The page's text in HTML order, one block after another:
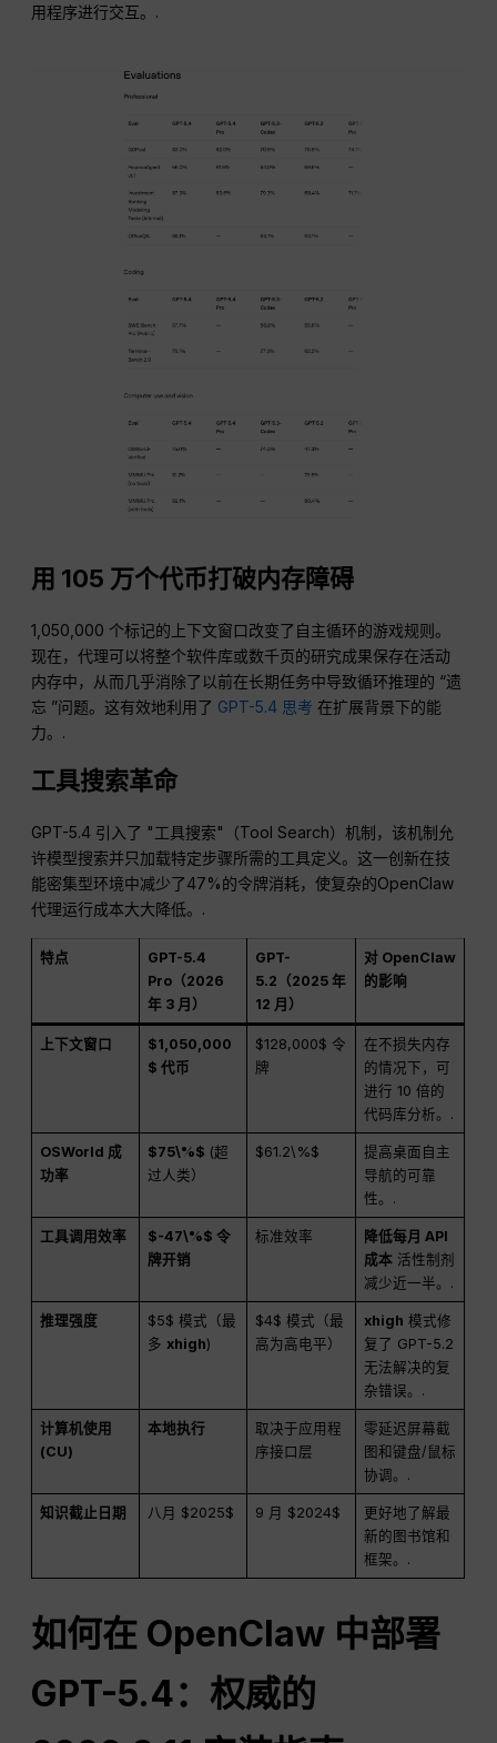
用程序进行交互。.
用 105 万个代币打破内存障碍
1,050,000 个标记的上下文窗口改变了自主循环的游戏规则。
现在，代理可以将整个软件库或数千页的研究成果保存在活动
内存中，从而几乎消除了以前在长期任务中导致循环推理的 “遗
忘 ”问题。这有效地利用了 GPT-5.4 思考 在扩展背景下的能
力。.
工具搜索革命
GPT-5.4 引入了 "工具搜索"（Tool Search）机制，该机制允
许模型搜索并只加载特定步骤所需的工具定义。这一创新在技
能密集型环境中减少了47%的令牌消耗，使复杂的OpenClaw
代理运行成本大大降低。.
特点
GPT-5.4
Pro（2026
年 3 月）
GPT-
5.2（2025 年
12 月）
对 OpenClaw
的影响
上下文窗口
$1,050,000
$ 代币
$128,000$ 令
牌
在不损失内存
的情况下，可
进行 10 倍的
代码库分析。.
OSWorld 成
功率
$75\%$ (超
过人类）
$61.2\%$
提高桌面自主
导航的可靠
性。.
工具调用效率
$-47\%$ 令
牌开销
标准效率
降低每月 API
成本活性制剂
减少近一半。.
推理强度
$5$ 模式（最
多 xhigh)
$4$ 模式（最
高为高电平）
xhigh 模式修
复了 GPT-5.2
无法解决的复
杂错误。.
计算机使用
(CU)
本地执行
取决于应用程
序接口层
零延迟屏幕截
图和键盘/鼠标
协调。.
知识截止日期 八月 $2025$ 9 月 $2024$
更好地了解最
新的图书馆和
框架。.
如何在 OpenClaw 中部署
GPT-5.4：权威的